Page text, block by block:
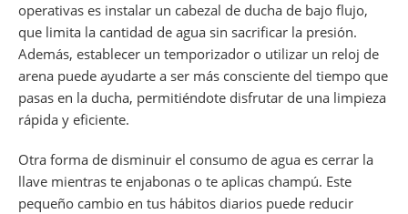
operativas es instalar un cabezal de ducha de bajo flujo,
que limita la cantidad de agua sin sacrificar la presión.
Además, establecer un temporizador o utilizar un reloj de
arena puede ayudarte a ser más consciente del tiempo que
pasas en la ducha, permitiéndote disfrutar de una limpieza
rápida y eficiente.
Otra forma de disminuir el consumo de agua es cerrar la
llave mientras te enjabonas o te aplicas champú. Este
pequeño cambio en tus hábitos diarios puede reducir